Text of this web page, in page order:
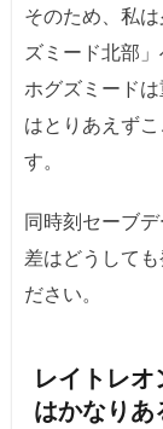
そのため、私
ズミード北部
ホグズミード
はとりあえず
す。
同時刻セーブ
差はどうして
ださい。
レイトレ
はかなりあ